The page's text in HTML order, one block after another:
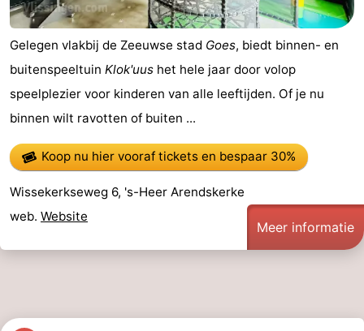
Gelegen vlakbij de Zeeuwse stad Goes, biedt binnen- en
buitenspeeltuin Klok'uus het hele jaar door volop
speelplezier voor kinderen van alle leeftijden. Of je nu
binnen wilt ravotten of buiten ...
Koop nu hier vooraf ticketsen bespaar 30%
Wissekerkseweg 6, 's-Heer Arendskerke
web. Website
Meer informatie